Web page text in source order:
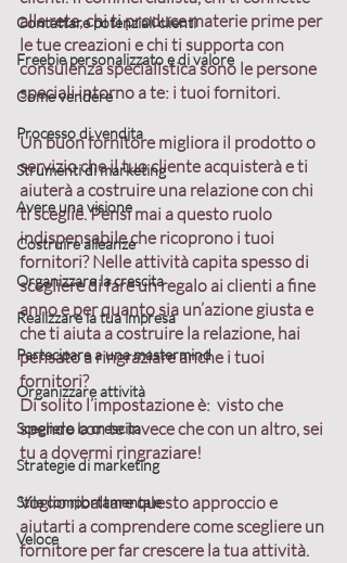
Contattare potenziali clienti
Freebie personalizzato e di valore
Come vendere
Processo di vendita
Strumenti di marketing
Avere una visione
Costruire alleanze
Organizzare la crescita
Realizzare la tua impresa
Partecipare a una mastermind
Organizzare attività
Scegliere la crescita
Strategie di marketing
Stile comportamentale
Veloce
alla rete, chi ti produce materie prime per
le tue creazioni e chi ti supporta con
consulenza specialistica sono le persone
speciali intorno a te: i tuoi fornitori.
Un buon fornitore migliora il prodotto o
servizio che il tuo cliente acquisterà e ti
aiuterà a costruire una relazione con chi
ti sceglie. Pensi mai a questo ruolo
indispensabile che ricoprono i tuoi
fornitori? Nelle attività capita spesso di
scegliere di fare un regalo ai clienti a fine
anno e per quanto sia un’azione giusta e
che ti aiuta a costruire la relazione, hai
pensato a ringraziare anche i tuoi
fornitori?
Di solito l’impostazione è:  visto che
spendo con te invece che con un altro, sei
tu a dovermi ringraziare!
Voglio ribaltare questo approccio e
aiutarti a comprendere come scegliere un
fornitore per far crescere la tua attività.